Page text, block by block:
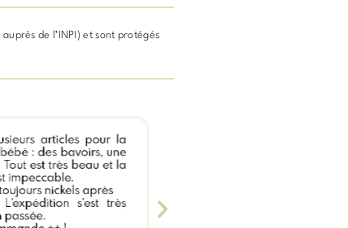
de l’INPI) et sont protégés